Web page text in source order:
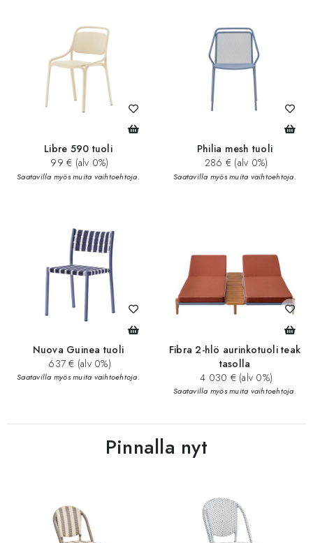
Libre 590 tuoli
99 € (alv 0%)
Saatavilla myös muita vaihtoehtoja.
Philia mesh tuoli
286 € (alv 0%)
Saatavilla myös muita vaihtoehtoja.
Nuova Guinea tuoli
637 € (alv 0%)
Saatavilla myös muita vaihtoehtoja.
Fibra 2-hlö aurinkotuoli teak
tasolla
4 030 € (alv 0%)
Saatavilla myös muita vaihtoehtoja.
Pinnalla nyt